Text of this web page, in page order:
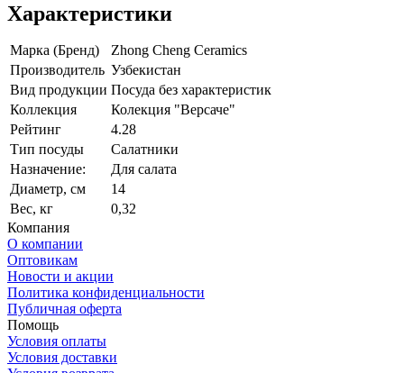
Характеристики
Марка (Бренд)
Zhong Cheng Ceramics
Производитель Узбекистан
Вид продукции Посуда без характеристик
Коллекция
Колекция "Версаче"
Рейтинг
4.28
Тип посуды
Салатники
Назначение:
Для салата
Диаметр, см
14
Вес, кг
0,32
Компания
О компании
Оптовикам
Новости и акции
Политика конфиденциальности
Публичная оферта
Помощь
Условия оплаты
Условия доставки